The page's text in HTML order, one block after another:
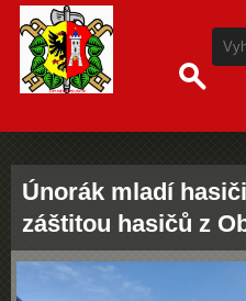
Únorák mladí
záštitou hasičů z